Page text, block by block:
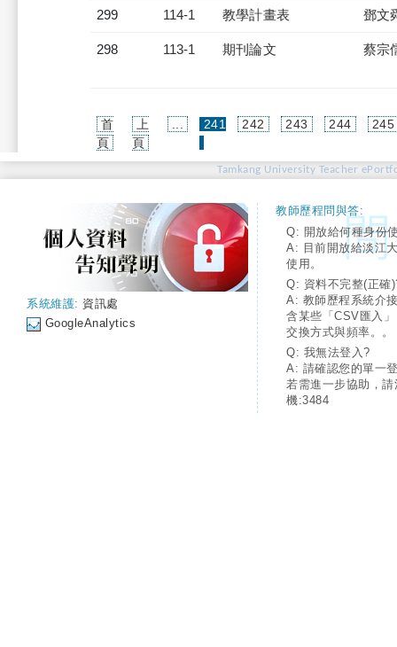
299 114-1 教學計畫表 鄧文
298 113-1 期刊論文 蔡宗
首
頁
上
頁
241
242 243 244 245
Tamkang University Teacher
系統維護: 資訊處
GoogleAnalytics
教師歷程問與答:
Q: 開放給何種身份
A: 目前開放給淡江
使用。
Q: 資料不完整(正確
A: 教師歷程系統介
含某些「CSV匯入
交換方式與頻率。。
Q: 我無法登入?
A: 請確認您的單一
若需進一步協助，
機:3484